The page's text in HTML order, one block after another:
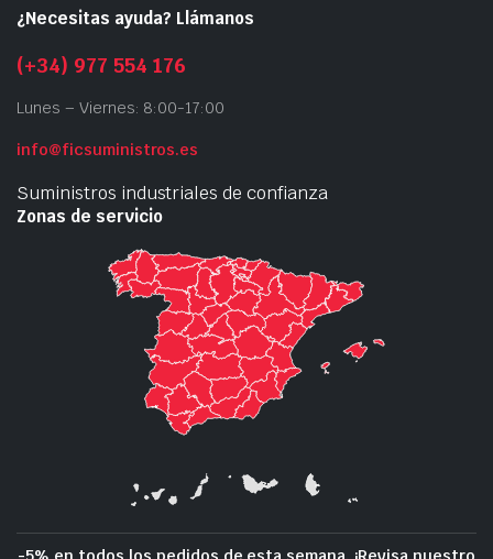
¿Necesitas ayuda? Llámanos
(+34) 977 554 176
Lunes – Viernes: 8:00-17:00
info@ficsuministros.es
Suministros industriales de confianza
Zonas de servicio